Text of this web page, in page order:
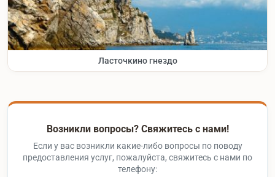
Ласточкино гнездо
Возникли вопросы? Свяжитесь с нами!
Если у вас возникли какие-либо вопросы по поводу
предоставления услуг, пожалуйста, свяжитесь с нами по
телефону: